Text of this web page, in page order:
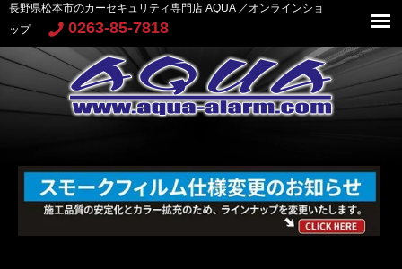
長野県松本市のカーセキュリティ専門店 AQUA ／オンラインショ
ップ
0263-85-7818